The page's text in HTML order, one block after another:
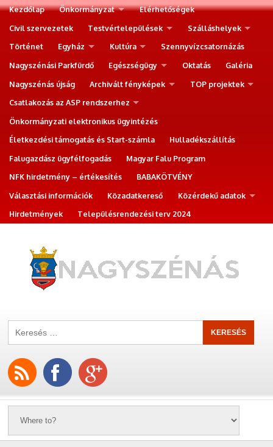
Kezdőlap Önkormányzat
Elérhetőségek
Civil szervezetek
Testvértelepülések
Szálláshelyek
Történet
Egyház Kultúra
Szennyvízcsatornázás
Nagyszénási Parkfürdő
Egészségügy Oktatás
Galéria
Nagyszénás újság
Archivált fényképek
TOP projektek
Csatlakozás az ASP rendszerhez
Önkormányzati elektronikus ügyintézés
Életkezdési támogatás és Start-számla
Hulladékszállítás
Falugazdász ügyfélfogadás
Magyar Falu Program
NFK hirdetmény – értékesítés
BABAKÖTVÉNY
Választási információk
Közadatkereső
Közérdekű adatok
Hirdetmények
Településrendezési terv 2024